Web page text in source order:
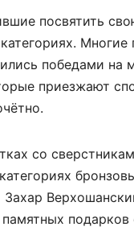
посвятить
победами
приезжают
со